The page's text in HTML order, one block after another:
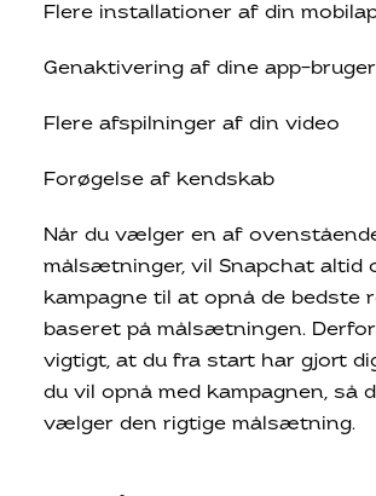
Flere installationer af din
Genaktivering af dine app-
Flere afspilninger af din video
Forøgelse af kendskab
Når du vælger en af
målsætninger, vil Snapchat altid
kampagne til at opnå de bedste
baseret på målsætningen.
vigtigt, at du fra start har gjort
du vil opnå med kampagnen, så
vælger den rigtige målsætning.